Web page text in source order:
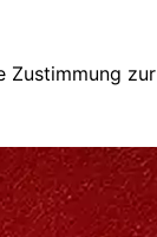
Zustimmung zur